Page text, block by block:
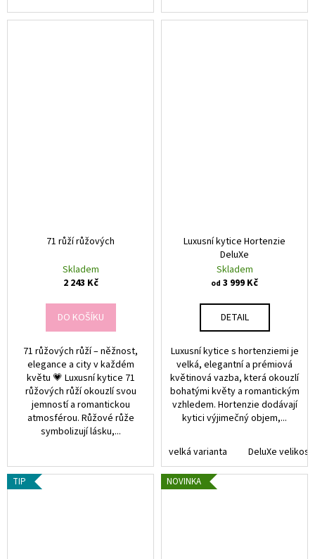
71 růží růžových
Skladem
2 243 Kč
DO KOŠÍKU
71 růžových růží – něžnost,
elegance a city v každém
květu 💗 Luxusní kytice 71
růžových růží okouzlí svou
jemností a romantickou
atmosférou. Růžové růže
symbolizují lásku,...
Luxusní kytice Hortenzie
DeluXe
Skladem
od 3 999 Kč
DETAIL
Luxusní kytice s hortenziemi je
velká, elegantní a prémiová
květinová vazba, která okouzlí
bohatými květy a romantickým
vzhledem. Hortenzie dodávají
kytici výjimečný objem,...
velká varianta DeluXe velikost
TIP NOVINKA